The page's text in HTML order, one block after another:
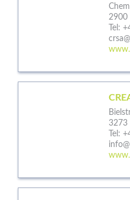
2900
Tel:
3273
Tel: